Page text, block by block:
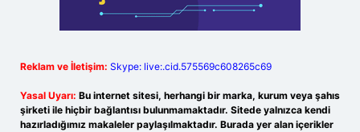
Reklam ve İletişim: Skype: live:.cid.575569c608265c69
Yasal Uyarı: Bu internet sitesi, herhangi bir marka, kurum veya şahıs
şirketi ile hiçbir bağlantısı bulunmamaktadır. Sitede yalnızca kendi
hazırladığımız makaleler paylaşılmaktadır. Burada yer alan içerikler